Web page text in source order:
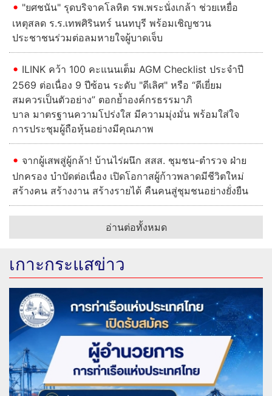
"ยศชนัน" รุดบริจาคโลหิต รพ.พระนั่งเกล้า ช่วยเหยื่อ
เหตุสลด ร.ร.เทพศิรินทร์ นนทบุรี พร้อมเชิญชวน
ประชาชนร่วมต่อลมหายใจผู้บาดเจ็บ
ILINK คว้า 100 คะแนนเต็ม AGM Checklist ประจำปี
2569 ต่อเนื่อง 9 ปีซ้อน ระดับ "ดีเลิศ" หรือ “ดีเยี่ยม
สมควรเป็นตัวอย่าง” ตอกย้ำองค์กรธรรมาภิ
บาล มาตรฐานความโปร่งใส มีความมุ่งมั่น พร้อมใส่ใจ
การประชุมผู้ถือหุ้นอย่างมีคุณภาพ
จากผู้เสพสู่ผู้กล้า! บ้านไร่ผนึก สสส. ชุมชน-ตำรวจ ฝ่าย
ปกครอง บำบัดต่อเนื่อง เปิดโอกาสผู้ก้าวพลาดมีชีวิตใหม่
สร้างคน สร้างงาน สร้างรายได้ คืนคนสู่ชุมชนอย่างยั่งยืน
อ่านต่อทั้งหมด
เกาะกระแสข่าว